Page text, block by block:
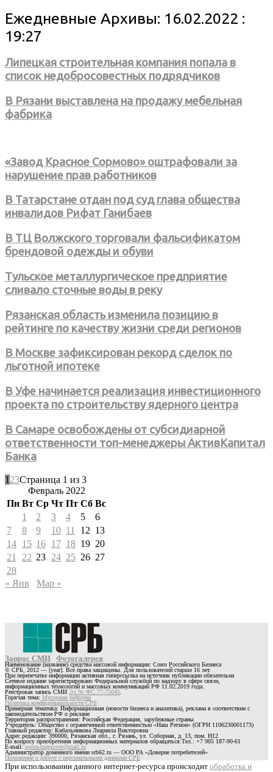
Ежедневные Архивы: 16.02.2022 :
19:27
Липецкая строительная компания попала в
список недобросовестных подрядчиков
В Рязани выставлена на продажу мебельная
фабрика
«Завод Красное Сормово» оштрафовали за
нарушение прав работников
В Татарстане отдан под суд глава общества
инвалидов Рифат Ганибаев
В ТЦ Волжского торговали фальсификатом
брендовой одежды и обуви
Тульское металлургическое предприятие
сливало сточные воды в реку
Рязанская область изменила позицию в
рейтинге по качеству жизни среди регионов
В Москве зафиксирован рекорд сделок по
льготной ипотеке
В Уфе начинается реализация инвестиционного
проекта по строительству ядерного центра
В Самаре освобождены от субсидиарной
ответственности топ-менеджеры АктивКапитал
Банка
1 23Страница 1 из 3
Февраль 2022
Пн Вт Ср Чт Пт Сб Вс
1
2 3 4 5
6
7
8 9 10 11 12 13
14 15 16 17 18 19 20
21
22 23 24 25 26 27
28
« Янв
Мар »
Запрос СМИ Фотогалерея
Наименование (название) средства массовой информации: Союз Российского Бизнеса
© СРБ, 2012 — [year]. Все права защищены. Для пользователей старше 16 лет.
При перепечатке информации активная гиперссылка на источник публикации обязательна
Сетевое издание зарегистрировано Федеральной службой по надзору в сфере связи,
информационных технологий и массовых коммуникаций РФ 11.02.2019 года.
Реестровая запись СМИ Эл № ФС 77-75045.
Горячая тема: Мусорная реформа
Политика конфиденциальности СРБ
Примерная тематика: Информационная (новости бизнеса и аналитика), реклама в соответствии с
законодательством РФ о рекламе
Территория распространения: Российская Федерация, зарубежные страны
Учредитель: Общество с ограниченной ответственностью «Наш Регион» (ОГРН 1106230001173)
Главный редактор: Кибальникова Людмила Викторовна
Адрес редакции: 390000, Рязанская обл., г. Рязань, ул. Соборная, д. 13, пом. Н12
По вопросу приобретения информационных материалов обращаться:Тел.: +7 905 187-90-61
E-mail: opora-torgsovet@mail.ru
Администратор доменного имени srb62.ru — ООО РА «Доверие потребителей»
Положение о работе с персональными данными СРБ
При использовании данного интернет-ресурса происходит обработка и